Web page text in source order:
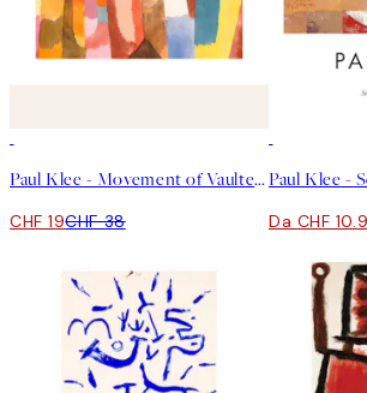
Paul Klee - Movement of Vaulted Chambers Square Poster
CHF 19CHF 38 Da CHF